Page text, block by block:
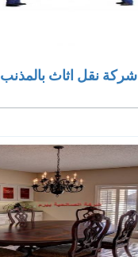
شركة نقل اثاث بالمذنب